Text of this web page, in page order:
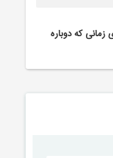
زمانی که دوباره